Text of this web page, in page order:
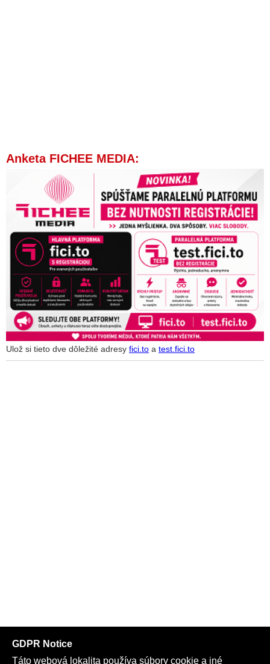
Anketa FICHEE MEDIA:
Ulož si tieto dve dôležité adresy fici.to a test.fici.to